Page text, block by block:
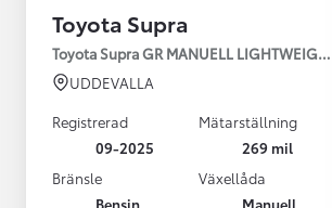
Från 599 900 kr
Toyota Supra
Toyota Supra GR MANUELL
UDDEVALLA
Registrerad
09-2025
Mätarställning
269 mil
Bränsle
Bensin
Växellåda
Manuell